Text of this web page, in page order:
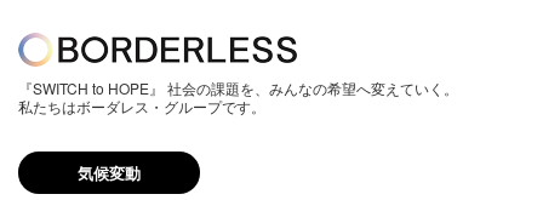
『SWITCH to HOPE』 社会の課題を、みんなの希望へ変えていく。
私たちはボーダレス・グループです。
気候変動